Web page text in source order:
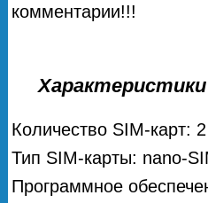
комментарии!!!
Характеристики
Количество SIM-карт: 2
Тип SIM-карты: nano-
Программное